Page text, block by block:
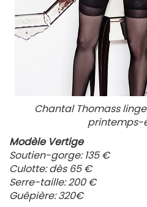
Chantal Thomass
printemps-
Modèle Vertige
Soutien-gorge: 135 €
Culotte: dès 65 €
Serre-taille: 200 €
Guêpière: 320€